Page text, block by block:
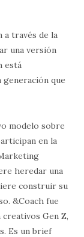
a través de la
una versión
está
que
modelo sobre
en la
heredar una
construir su
&Coach fue
Gen Z,
Es un brief